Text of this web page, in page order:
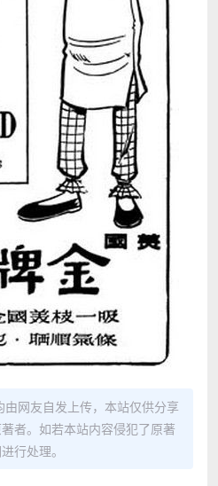
网友自发上传，本站仅供分享
者。如若本站内容侵犯了原著
行处理。